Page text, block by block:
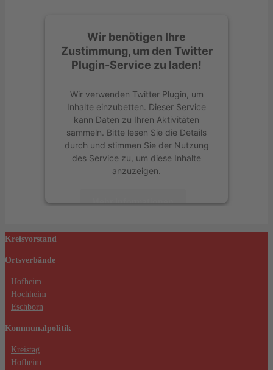
Wir benötigen Ihre
Zustimmung, um den Twitter
Plugin-Service zu laden!
Wir verwenden Twitter Plugin, um
Inhalte einzubetten. Dieser Service
kann Daten zu Ihren Aktivitäten
sammeln. Bitte lesen Sie die Details
durch und stimmen Sie der Nutzung
des Service zu, um diese Inhalte
anzuzeigen.
Mehr Informationen
Akzeptieren
Kreisvorstand
Ortsverbände
Hofheim
Hochheim
Eschborn
Kommunalpolitik
Kreistag
Hofheim